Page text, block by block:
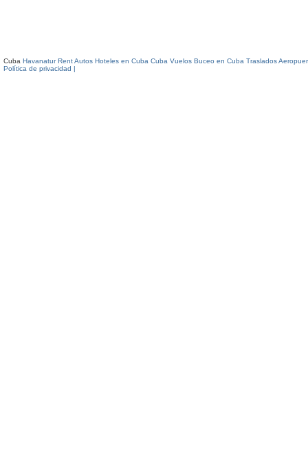
Cuba Havanatur Rent Autos Hoteles en Cuba Cuba Vuelos Buceo en Cuba Traslados
Política de privacidad |